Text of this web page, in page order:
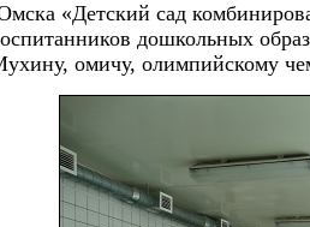
«Детский сад
дошкольных
омичу, олимпийскому